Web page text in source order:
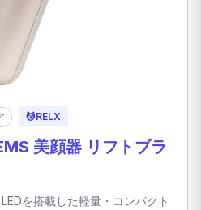
💆RELX
美顔器 リフトブラ
を搭載した軽量・コンパクト